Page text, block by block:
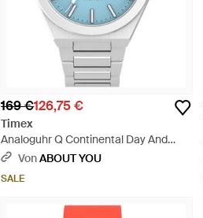
169 €126,75 €
Timex
Analoguhr Q Continental Day And
Date - Blau
VonABOUT YOU
SALE